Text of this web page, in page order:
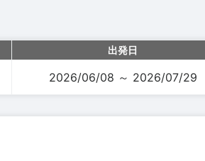
出発日
2026/06/08 ～ 2026/07/29